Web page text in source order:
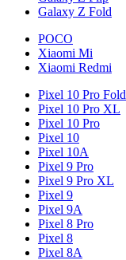
Galaxy Z Fold
POCO
Xiaomi Mi
Xiaomi Redmi
Pixel 10 Pro Fold
Pixel 10 Pro XL
Pixel 10 Pro
Pixel 10
Pixel 10A
Pixel 9 Pro
Pixel 9 Pro XL
Pixel 9
Pixel 9A
Pixel 8 Pro
Pixel 8
Pixel 8A